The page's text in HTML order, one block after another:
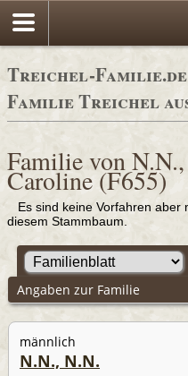
Treichel-
Familie Treichel
Familie von
Caroline (F655)
Es sind keine Vorfahren aber
diesem Stammbaum.
Angaben zur Familie
männlich
N.N., N.N.